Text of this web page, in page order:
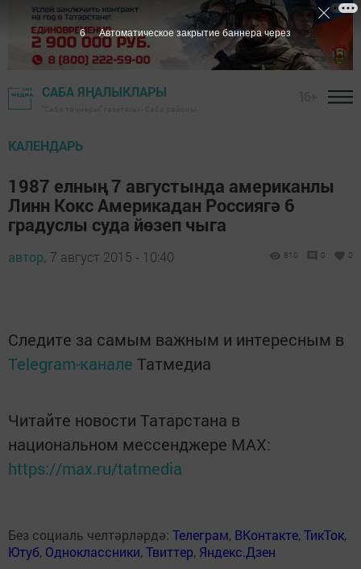
САБА ЯҢАЛЫКЛАРЫ
КАЛЕНДАРЬ
1987 елның 7 августында американлы
Линн Кокс Америкадан Россиягә 6
градуслы суда йөзеп чыга
автор, 7 август 2015 - 10:40 810 0 0
Следите за самым важным и интересным в
Telegram-канале Татмедиа
Читайте новости Татарстана в
национальном мессенджере MАХ:
https://max.ru/tatmedia
Без социаль челтәрләрдә: Телеграм, ВКонтакте,ТикТок,
Ютуб, Одноклассники,Твиттер, Яндекс.Дзен
5 Автоматическое закрытие баннера через